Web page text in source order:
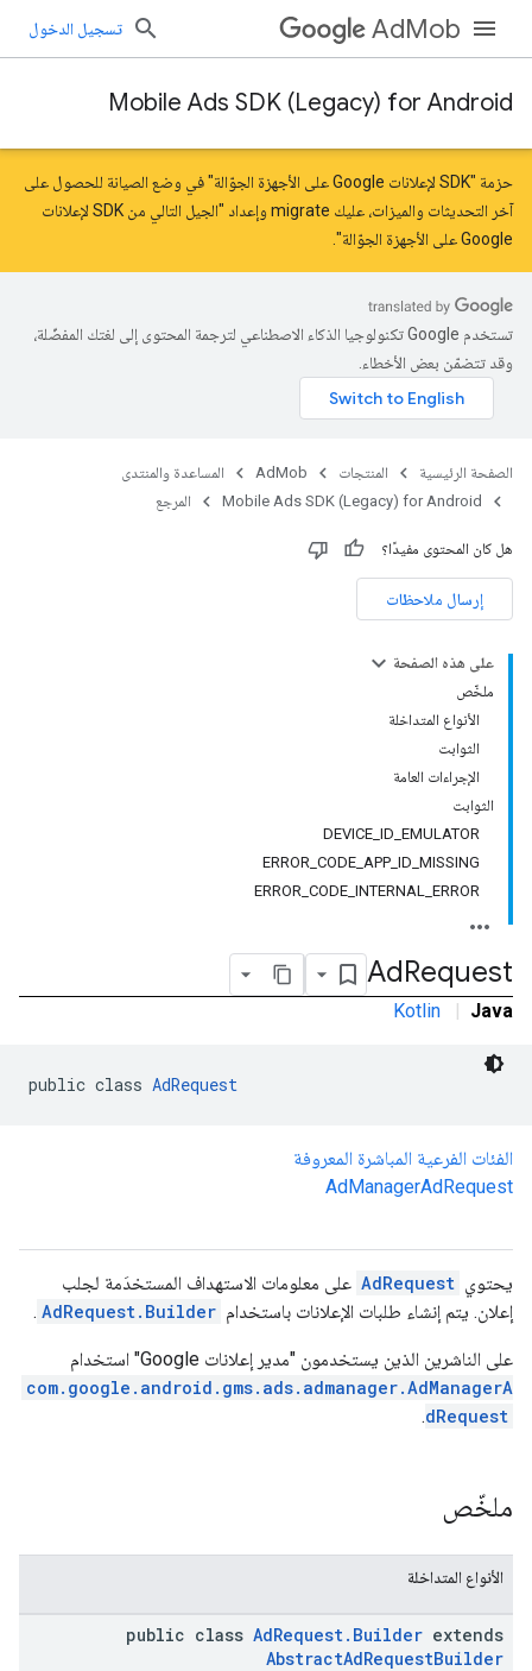
AdMob تسجيل الدخول
Mobile Ads SDK (Legacy) for Android
حزمة "SDK لإعلانات Google على الأجهزة الجوّالة" في وضع الصيانة للحصول على
آخر التحديثات والميزات، عليك migrate و
إعداد "الجيل التالي من SDK لإعلانات
Google على الأجهزة الجوّالة"
تستخدم Google تكنولوجيا الذكاء الاصطناعي لترجمة المحتوى إلى لغتك المفضّلة،
وقد تتضمّن بعض الأخطاء.
الصفحة الرئيسية المنتجات AdMob
المساعدة والمنتدى
Mobile Ads SDK (Legacy) for Android
المرجع
هل كان المحتوى مفيدًا؟
إرسال ملاحظات
على هذه الصفحة
ملخّص
الأنواع المتداخلة
الثوابت
الإجراءات العامة
الثوابت
DEVICE_ID_EMULATOR
ERROR_CODE_APP_ID_MISSING
ERROR_CODE_INTERNAL_ERROR
AdRequest
Kotlin | Java
public class AdRequest
الفئات الفرعية المباشرة المعروفة
AdManagerAdRequest
يحتوي AdRequest على معلومات الاستهداف المستخدَمة لجلب
إعلان. يتم إنشاء طلبات الإعلانات باستخدام AdRequest.Builder
.
على الناشرين الذين يستخدمون "مدير إعلانات Google" استخدام
com.google.android.gms.ads.admanager.AdManagerA
dRequest
.
ملخّص
الأنواع المتداخلة
public class AdRequest.Builder extends
AbstractAdRequestBuilder